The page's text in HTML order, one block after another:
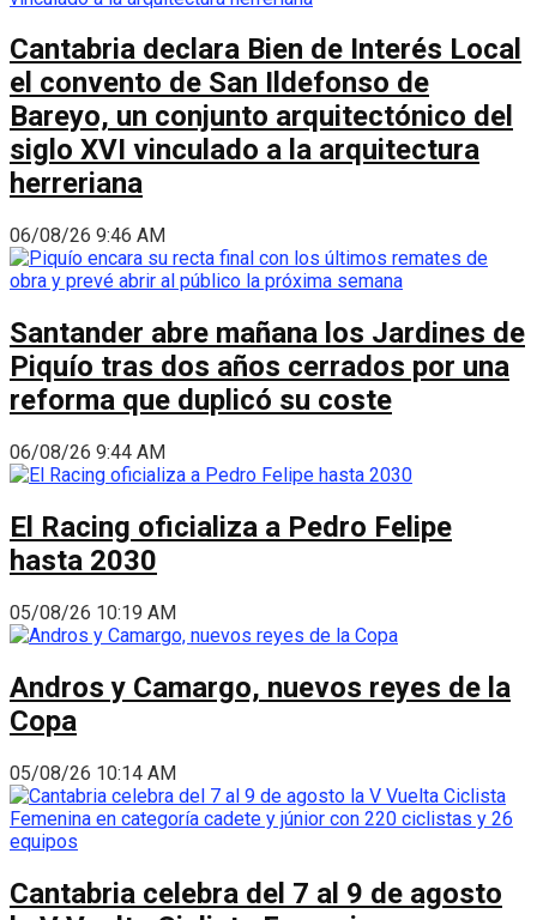
Cantabria declara Bien de Interés Local
el convento de San Ildefonso de
Bareyo, un conjunto arquitectónico del
siglo XVI vinculado a la arquitectura
herreriana
06/08/26 9:46 AM
Santander abre mañana los Jardines de
Piquío tras dos años cerrados por una
reforma que duplicó su coste
06/08/26 9:44 AM
El Racing oficializa a Pedro Felipe
hasta 2030
05/08/26 10:19 AM
Andros y Camargo, nuevos reyes de la
Copa
05/08/26 10:14 AM
Cantabria celebra del 7 al 9 de agosto